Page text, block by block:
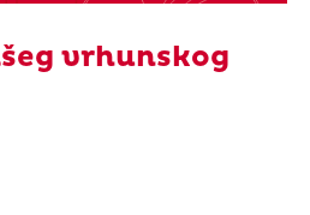
vrhunskog